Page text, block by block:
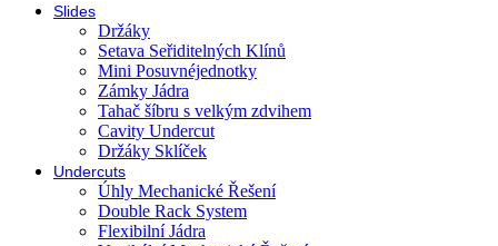
Slides
Držáky
Setava Seřiditelných Klínů
Mini Posuvnéjednotky
Zámky Jádra
Tahač šíbru s velkým zdvihem
Cavity Undercut
Držáky Sklíček
Undercuts
Úhly Mechanické Řešení
Double Rack System
Flexibilní Jádra